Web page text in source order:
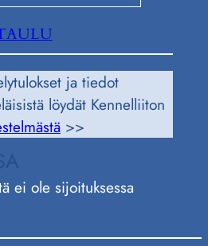
ja tiedot
löydät Kennelliiton
>>
ei ole sijoituksessa